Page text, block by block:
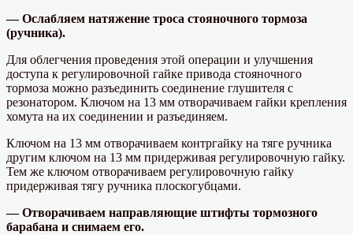
— Ослабляем натяжение троса стояночного тормоза
(ручника).
Для облегчения проведения этой операции и улучшения
доступа к регулировочной гайке привода стояночного
тормоза можно разъединить соединение глушителя с
резонатором. Ключом на 13 мм отворачиваем гайки крепления
хомута на их соединении и разъединяем.
Ключом на 13 мм отворачиваем контргайку на тяге ручника
другим ключом на 13 мм придерживая регулировочную гайку.
Тем же ключом отворачиваем регулировочную гайку
придерживая тягу ручника плоскогубцами.
— Отворачиваем направляющие штифты тормозного
барабана и снимаем его.